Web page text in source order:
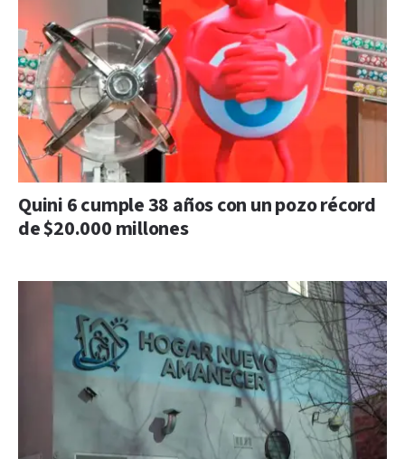
Quini 6 cumple 38 años con un pozo récord
de $20.000 millones